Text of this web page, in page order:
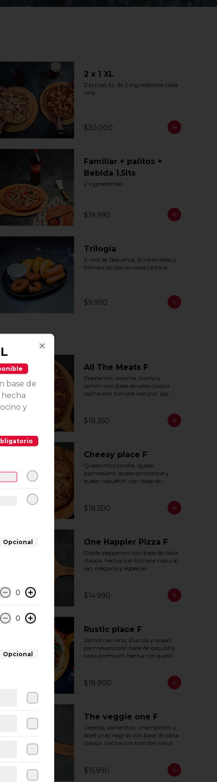
2 x 1 XL
2 pizzas XL de 2 ingredientes cada
una
$30.000
Familiar + palitos +
Bebida 1.5lts
2 ingredientes.
$19.990
Trilogía
3 und de Tequeños, Empanadas y
Mandocas con su salsa tartara
$9.990
All The Meats F
Pepperoni, salame, tocino y
jamón con base de salsa clasica
hecha con tomate natural, ajo,
$18.250
Cheesy place F
Queso mozzarella, queso
parmesano, queso provolone y
queso roquefort con base de
puerro.
$18.500
One Happier Pizza F
Doble pepperoni con base de salsa
clasica  hecha con tomate natural,
ajo, oregano y especias.
$14.990
Rustic place F
Jamón serrano, Rucula y queso
parmesano con base de exquisita
salsa premium hecha con queso
$18.900
The veggie one F
Cebolla, pimenton, champiñon y
aceitunas negras con base de salsa
clasica  hecha con tomate natural,
$15.990
base de
y
Opcional
0
0
Opcional
Close